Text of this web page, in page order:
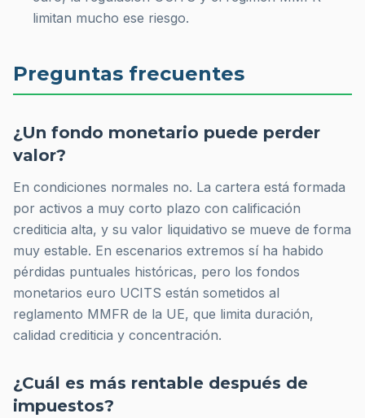
limitan mucho ese riesgo.
Preguntas frecuentes
¿Un fondo monetario puede perder
valor?
En condiciones normales no. La cartera está formada
por activos a muy corto plazo con calificación
crediticia alta, y su valor liquidativo se mueve de forma
muy estable. En escenarios extremos sí ha habido
pérdidas puntuales históricas, pero los fondos
monetarios euro UCITS están sometidos al
reglamento MMFR de la UE, que limita duración,
calidad crediticia y concentración.
¿Cuál es más rentable después de
impuestos?